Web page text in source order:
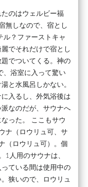
のはウェルビー福
無しなので、宿とし
ル？ファーストキャ
でそれだけで宿とし
でついてくる。神の
、浴室に入って驚い
と水風呂しかない。
入るし、外気浴後は
なのだが、サウナへ
った。 ここもサウ
ナ（ロウリュ可、サ
（ロウリュ可）。個
1人用のサウナは、
ている間は使用中の
狭いので、ロウリュ